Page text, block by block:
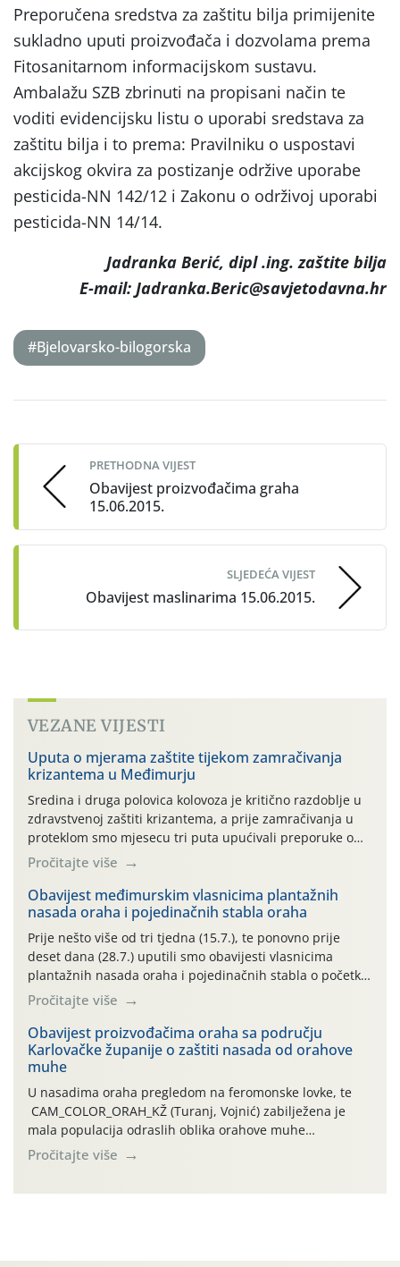
Preporučena sredstva za zaštitu bilja primijenite
sukladno uputi proizvođača i dozvolama prema
Fitosanitarnom informacijskom sustavu.
Ambalažu SZB zbrinuti na propisani način te
voditi evidencijsku listu o uporabi sredstava za
zaštitu bilja i to prema: Pravilniku o uspostavi
akcijskog okvira za postizanje održive uporabe
pesticida-NN 142/12 i Zakonu o održivoj uporabi
pesticida-NN 14/14.
Jadranka Berić, dipl .ing. zaštite bilja
E-mail: Jadranka.Beric@savjetodavna.hr
#Bjelovarsko-bilogorska
navigation
PRETHODNA VIJEST
Obavijest proizvođačima graha
15.06.2015.
SLJEDEĆA VIJEST
Obavijest maslinarima 15.06.2015.
VEZANE VIJESTI
Uputa o mjerama zaštite tijekom zamračivanja
krizantema u Međimurju
Sredina i druga polovica kolovoza je kritično razdoblje u
zdravstvenoj zaštiti krizantema, a prije zamračivanja u
proteklom smo mjesecu tri puta upućivali preporuke o
preventivnim mjerama zaštite krizantema od najčešćih
uzročnika bolesti, štetnika i fito-fagnih grinja (23.7., 14.7.,
06.7.)! Na početku ovog mjeseca je zabilježeno je
povijesno i ekstremno vruće meteorološko razdoblje, uz
najviše temperature […]
Pročitajte više
Obavijest međimurskim vlasnicima plantažnih
nasada oraha i pojedinačnih stabla oraha
Prije nešto više od tri tjedna (15.7.), te ponovno prije
deset dana (28.7.) uputili smo obavijesti vlasnicima
plantažnih nasada oraha i pojedinačnih stabla o početku
leta i ovogodišnjoj potrebi usmjerenog suzbijanja
orahove muhe (Rhagoletis completa)! Već dvanaest dana
traje drugi ovogodišnji “toplinski udar”, koji naročito
izražen zadnja šest dana (31.7.-05.8.), jer najviše
temperature zraka svakodnevno […]
Pročitajte više
Obavijest proizvođačima oraha sa području
Karlovačke županije o zaštiti nasada od orahove
muhe
U nasadima oraha pregledom na feromonske lovke, te
CAM_COLOR_ORAH_KŽ (Turanj, Vojnić) zabilježena je
mala populacija odraslih oblika orahove muhe
(Rhagoletis completa). Niska brojnost može se objasniti
činjenicom da je riječ o mladim nasadima s vrlo malim
Pročitajte više